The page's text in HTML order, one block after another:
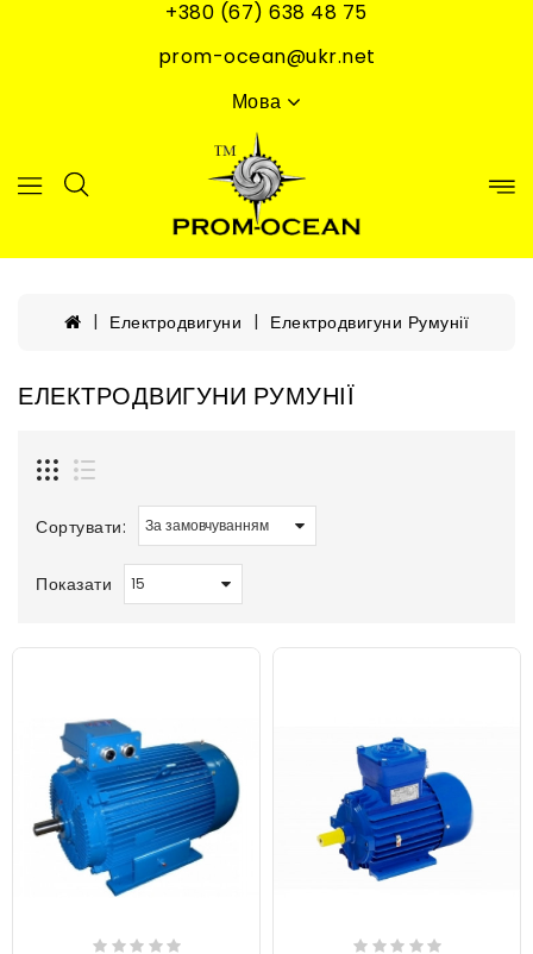
+380 (67) 638 48 75
prom-ocean@ukr.net
Мова
Електродвигуни Електродвигуни Румунії
ЕЛЕКТРОДВИГУНИ РУМУНІЇ
Сортувати:
Показати